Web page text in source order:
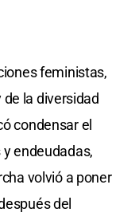
feministas,
la diversidad
condensar el
endeudadas,
volvió a poner
del